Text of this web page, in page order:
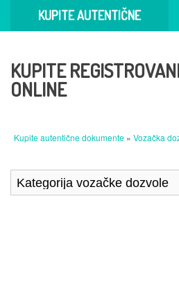
KUPITE AUTENTIČNE
KUPITE
ONLINE
Kupite autentične dokumente » Vozačka